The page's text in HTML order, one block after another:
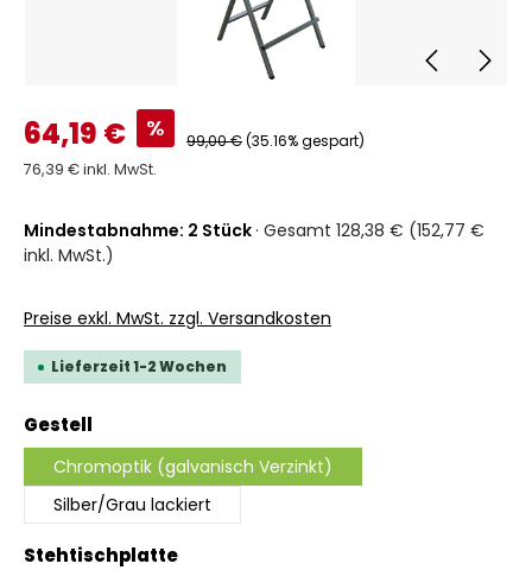
64,19 € % 99,00 €(35.16% gespart)
76,39 € inkl. MwSt.
Mindestabnahme: 2 Stück · Gesamt 128,38 € (152,77 €
inkl. MwSt.)
Preise exkl. MwSt. zzgl. Versandkosten
Lieferzeit 1-2 Wochen
Gestell
Chromoptik (galvanisch Verzinkt)
Silber/Grau lackiert
Stehtischplatteauswählen